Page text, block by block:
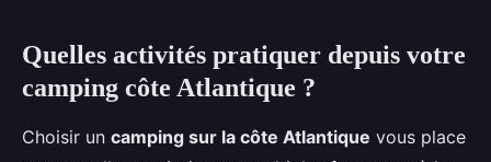
Quelles activités pratiquer depuis votre
camping côte Atlantique ?
Choisir un camping sur la côte Atlantique vous place